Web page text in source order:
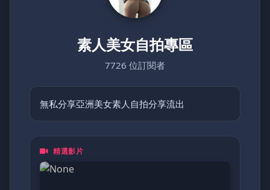
素人美女自拍專區
7726 位訂閱者
無私分享亞洲美女素人自拍分享流出
精選影片